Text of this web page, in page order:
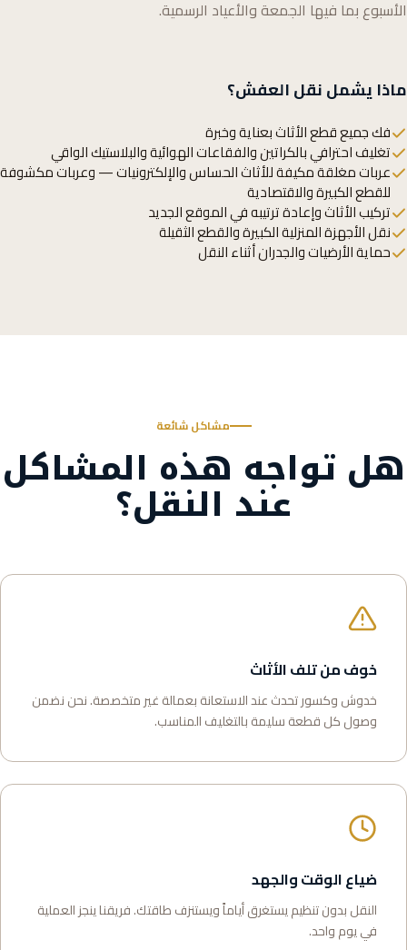
الأسبوع بما فيها الجمعة والأعياد الرسمية.
ماذا يشمل نقل العفش؟
فك جميع قطع الأثاث بعناية وخبرة
تغليف احترافي بالكراتين والفقاعات الهوائية والبلاستيك الواقي
عربات مغلقة مكيفة للأثاث الحساس والإلكترونيات — وعربات مكشوفة
للقطع الكبيرة والاقتصادية
تركيب الأثاث وإعادة ترتيبه في الموقع الجديد
نقل الأجهزة المنزلية الكبيرة والقطع الثقيلة
حماية الأرضيات والجدران أثناء النقل
مشاكل شائعة
هل تواجه هذه المشاكل
عند النقل؟
خوف من تلف الأثاث
خدوش وكسور تحدث عند الاستعانة بعمالة غير متخصصة. نحن نضمن
وصول كل قطعة سليمة بالتغليف المناسب.
ضياع الوقت والجهد
النقل بدون تنظيم يستغرق أياماً ويستنزف طاقتك. فريقنا ينجز العملية
في يوم واحد.